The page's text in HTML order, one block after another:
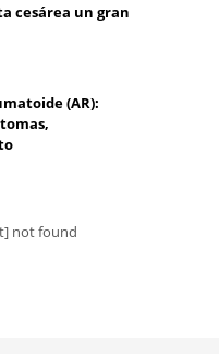
cesárea un gran
(AR):
not found